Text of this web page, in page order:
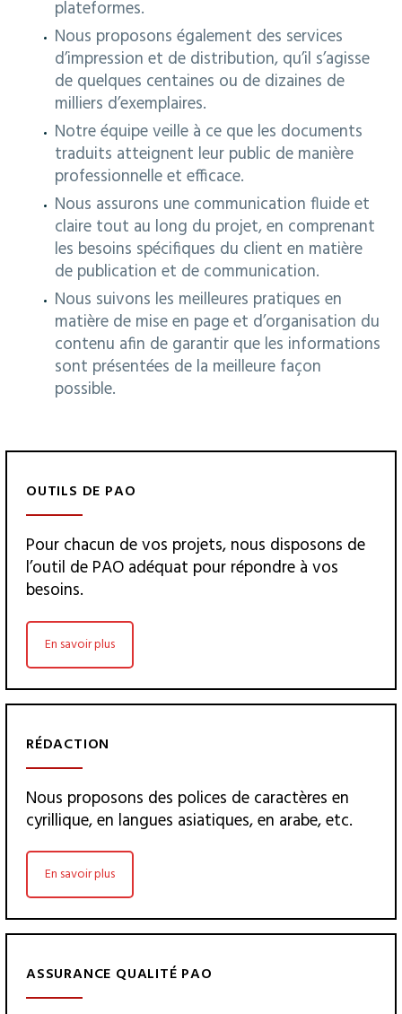
plateformes.
Nous proposons également des services
d’impression et de distribution, qu’il s’agisse
de quelques centaines ou de dizaines de
milliers d’exemplaires.
Notre équipe veille à ce que les documents
traduits atteignent leur public de manière
professionnelle et efficace.
Nous assurons une communication fluide et
claire tout au long du projet, en comprenant
les besoins spécifiques du client en matière
de publication et de communication.
Nous suivons les meilleures pratiques en
matière de mise en page et d’organisation du
contenu afin de garantir que les informations
sont présentées de la meilleure façon
possible.
OUTILS DE PAO
Pour chacun de vos projets, nous disposons de
l’outil de PAO adéquat pour répondre à vos
besoins.
En savoir plus
RÉDACTION
Nous proposons des polices de caractères en
cyrillique, en langues asiatiques, en arabe, etc.
En savoir plus
ASSURANCE QUALITÉ PAO